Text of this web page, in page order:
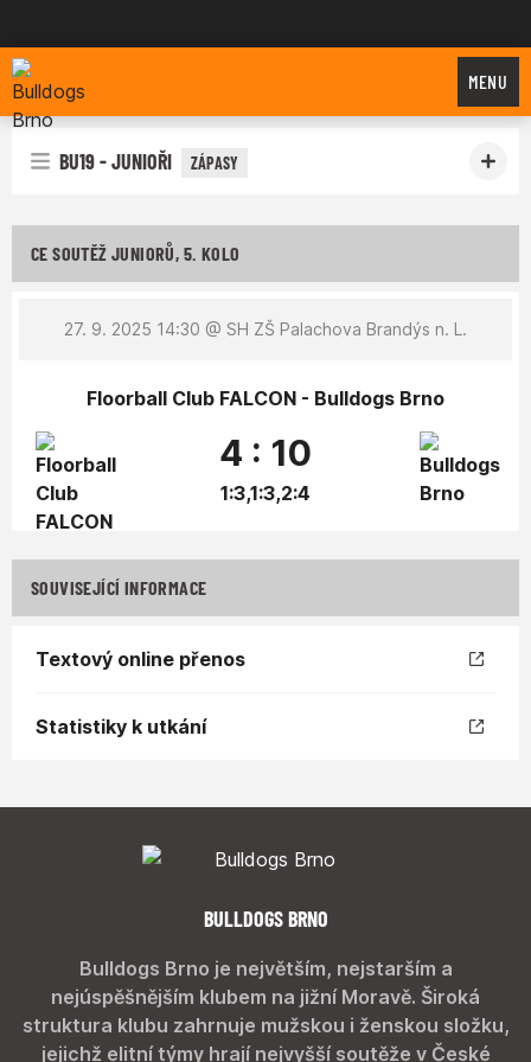
Bulldogs Brno
MENU
BU19 - JUNIOŘI ZÁPASY
CE SOUTĚŽ JUNIORŮ, 5. KOLO
27. 9. 2025 14:30 @ SH ZŠ Palachova Brandýs n. L.
Floorball Club FALCON - Bulldogs Brno
4 : 10
1:3,1:3,2:4
SOUVISEJÍCÍ INFORMACE
Textový online přenos
Statistiky k utkání
BULLDOGS BRNO
Bulldogs Brno je největším, nejstarším a
nejúspěšnějším klubem na jižní Moravě. Široká
struktura klubu zahrnuje mužskou i ženskou složku,
jejichž elitní týmy hrají nejvyšší soutěže v České